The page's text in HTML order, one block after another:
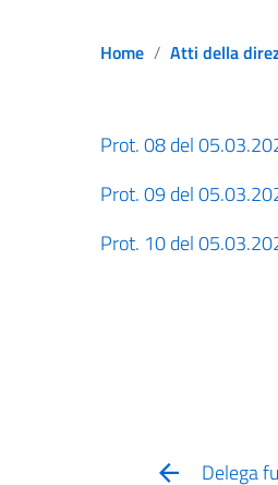
Home Atti della
Prot. 08 del
Prot. 09 del
Prot. 10 del
Delega